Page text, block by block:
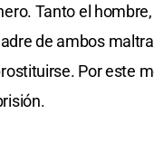
Tanto el
de ambos
Por este